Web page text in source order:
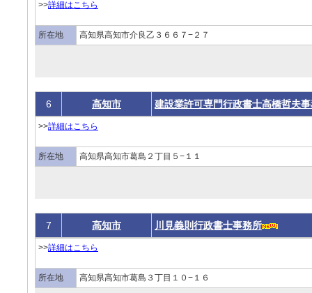
>>詳細はこちら
所在地 高知県高知市介良乙３６６７−２７
6 高知市 建設業許可専門行政書士高橋哲夫
>>詳細はこちら
所在地 高知県高知市葛島２丁目５−１１
7 高知市 川見義則行政書士事務所
>>詳細はこちら
所在地 高知県高知市葛島３丁目１０−１６